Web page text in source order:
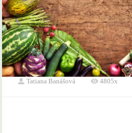
Tatiana Banášová 4805x